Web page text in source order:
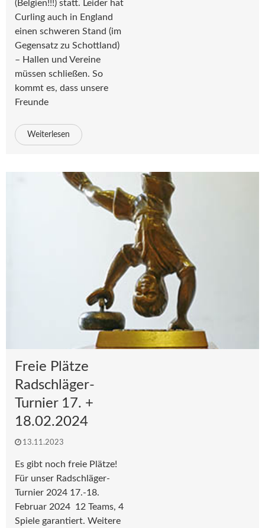
(Belgien!!!) statt. Leider hat
Curling auch in England
einen schweren Stand (im
Gegensatz zu Schottland)
– Hallen und Vereine
müssen schließen. So
kommt es, dass unsere
Freunde
Weiterlesen
Freie Plätze
Radschläger-
Turnier 17. +
18.02.2024
13.11.2023
Es gibt noch freie Plätze!
Für unser Radschläger-
Turnier 2024 17.-18.
Februar 2024 12 Teams, 4
Spiele garantiert. Weitere